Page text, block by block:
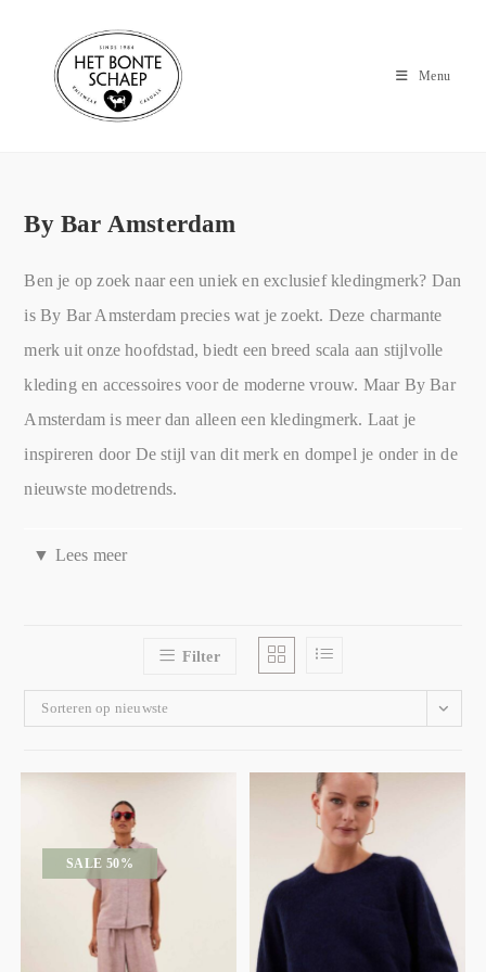
Menu
By Bar Amsterdam
Ben je op zoek naar een uniek en exclusief kledingmerk? Dan
is By Bar Amsterdam precies wat je zoekt. Deze charmante
merk uit onze hoofdstad, biedt een breed scala aan stijlvolle
kleding en accessoires voor de moderne vrouw. Maar By Bar
Amsterdam is meer dan alleen een kledingmerk. Laat je
inspireren door De stijl van dit merk en dompel je onder in de
nieuwste modetrends.
De uniekheid van By Bar Amsterdam
van kwaliteit, stijl en persoonlijke service. Hier vind je geen
massaproductie, maar zorgvuldig geselecteerde items die met
liefde en aandacht zijn gemaakt. De collectie is een mix van
Exclusieve collectie
By Bar Amsterdam biedt een exclusieve collectie van
hoogwaardige kleding en accessoires. Van stijlvolle jurken en
comfortabele truien tot unieke sieraden en tassen, je vindt het
▼ Lees meer
Filter
Sorteren op nieuwste
SALE 50%